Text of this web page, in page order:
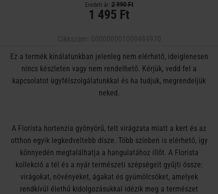
Eredeti ár:2 990 Ft
1 495 Ft
Ez a termék kínálatunkban jelenleg nem elérhető, ideiglenesen
nincs készleten vagy nem rendelhető. Kérjük, vedd fel a
kapcsolatot ügyfélszolgálatunkkal és ha tudjuk, megrendeljük
neked.
A Florista hortenzia gyönyörű, telt virágzata miatt a kert és az
otthon egyik legkedveltebb dísze. Több színben is elérhető, így
könnyedén megtalálhatja a hangulatához illőt. A Florista
kollekció a tél és a nyár természeti szépségeit gyűjti össze:
virágokat, növényeket, ágakat és gyümölcsöket, amelyek
rendkívül élethű kidolgozásukkal idézik meg a természet